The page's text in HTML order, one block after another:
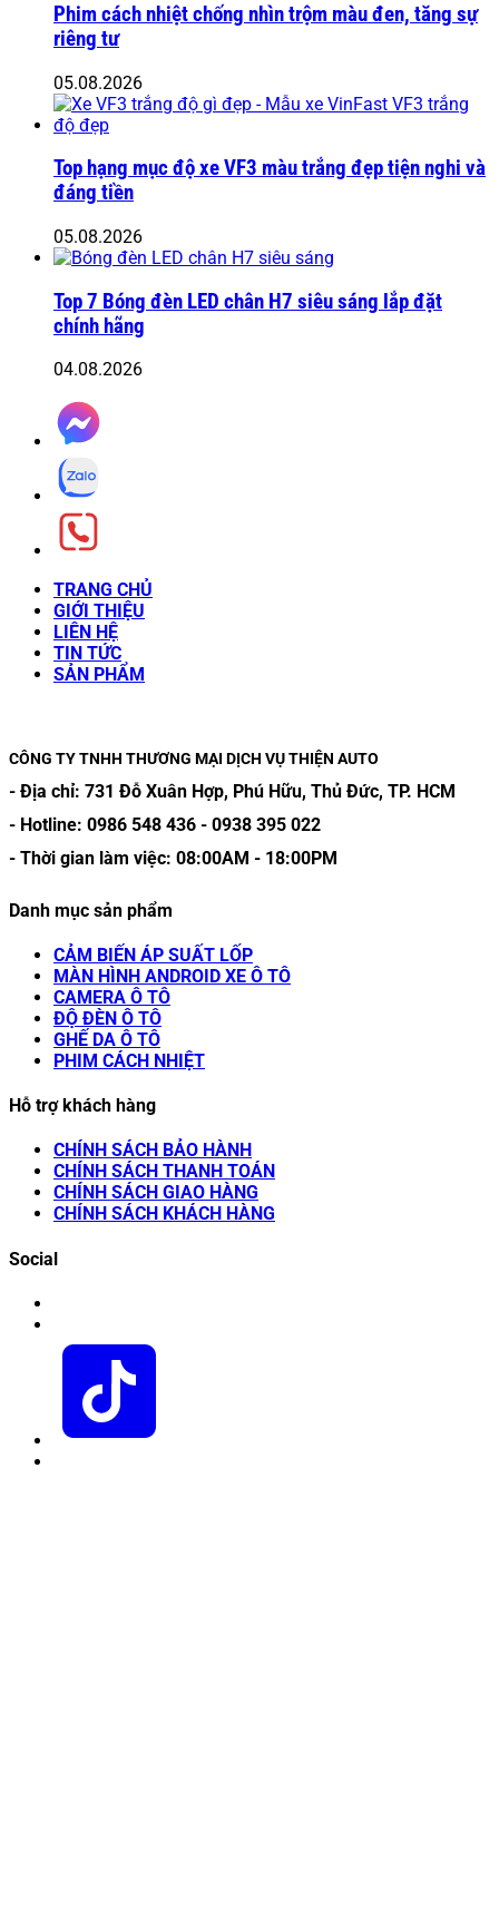
Phim cách nhiệt chống nhìn trộm màu đen, tăng sự
riêng tư
05.08.2026
Top hạng mục độ xe VF3 màu trắng đẹp tiện nghi và
đáng tiền
05.08.2026
Top 7 Bóng đèn LED chân H7 siêu sáng lắp đặt
chính hãng
04.08.2026
TRANG CHỦ
GIỚI THIỆU
LIÊN HỆ
TIN TỨC
SẢN PHẨM
CÔNG TY TNHH THƯƠNG MẠI DỊCH VỤ THIỆN AUTO
- Địa chỉ: 731 Đỗ Xuân Hợp, Phú Hữu, Thủ Đức, TP. HCM
- Hotline: 0986 548 436 - 0938 395 022
- Thời gian làm việc: 08:00AM - 18:00PM
Danh mục sản phẩm
CẢM BIẾN ÁP SUẤT LỐP
MÀN HÌNH ANDROID XE Ô TÔ
CAMERA Ô TÔ
ĐỘ ĐÈN Ô TÔ
GHẾ DA Ô TÔ
PHIM CÁCH NHIỆT
Hỗ trợ khách hàng
CHÍNH SÁCH BẢO HÀNH
CHÍNH SÁCH THANH TOÁN
CHÍNH SÁCH GIAO HÀNG
CHÍNH SÁCH KHÁCH HÀNG
Social